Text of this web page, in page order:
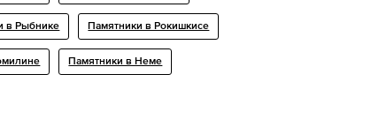
в Рыбнике Памятники в Рокишкисе
Памятники в Неме